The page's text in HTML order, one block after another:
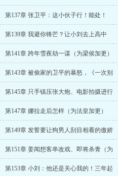
第137章 张卫平：这小伙子行！能处！
第139章 我避你锋芒？让小刘去上高中
第141章 跨年雪夜劫一谋（为梁侯加更）
第143章 被偷家的卫平的暴怒，《一次别
第145章 只手镇压张大炮、电影拍摄进行
第147章 娜拉走后怎样（为法皇加更）
第149章 发誓要让狗男人刮目相看的傲娇
第151章 姜闻想客串改戏、即将杀青（为
第153章 小刘：他还是关心我的！三年起